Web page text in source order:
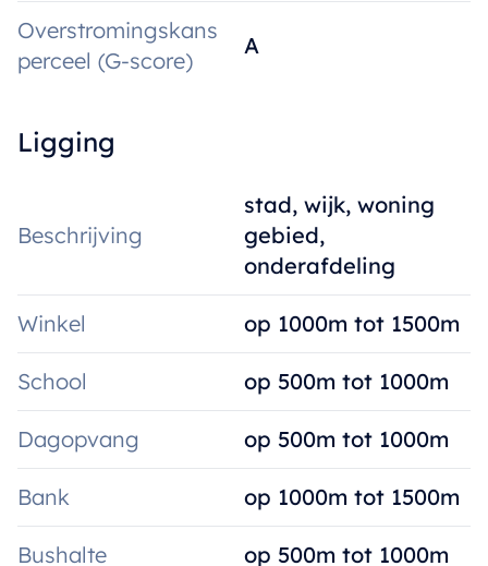
Overstromingskans
perceel (G-score)
A
Ligging
Beschrijving
stad, wijk, woning
gebied,
onderafdeling
Winkel op 1000m tot 1500m
School op 500m tot 1000m
Dagopvang op 500m tot 1000m
Bank op 1000m tot 1500m
Bushalte op 500m tot 1000m